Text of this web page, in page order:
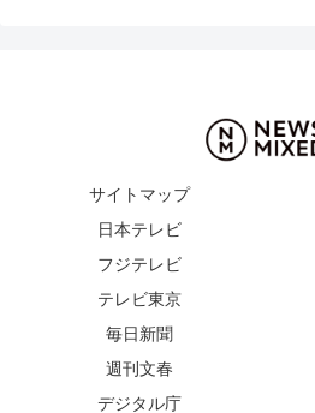
サイトマップ
日本テレビ
フジテレビ
テレビ東京
毎日新聞
週刊文春
デジタル庁